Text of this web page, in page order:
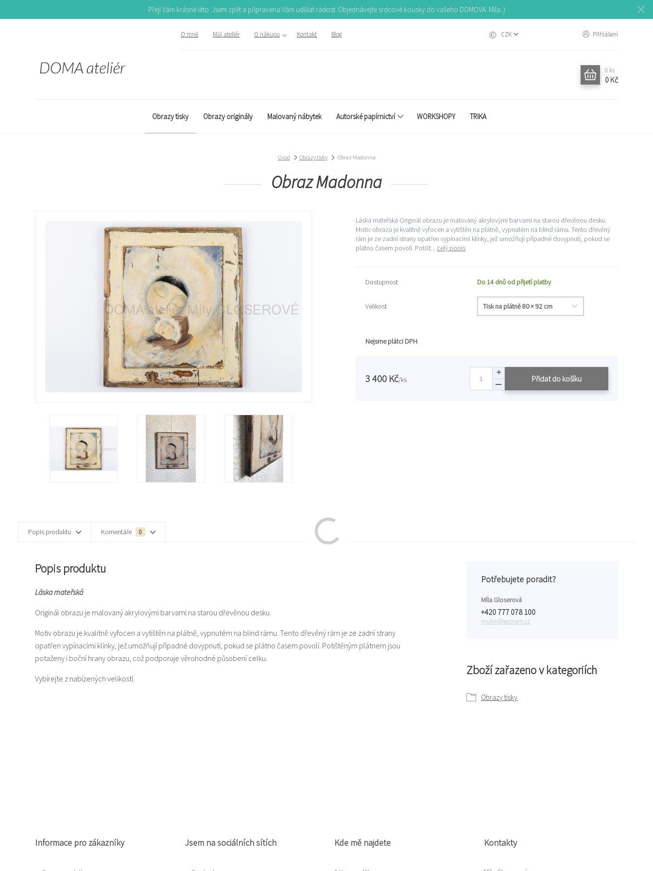
Přeji Vám krásné léto. Jsem zpět a připravena Vám udělat radost. Objednávejte srdcové kousky do vašeho DOMOVA. Míla :)
O mně Můj ateliér O nákupu Kontakt Blog CZK Přihlášení
0 ks
0 Kč
Obrazy tisky Obrazy originály Malovaný nábytek Autorské papírnictví WORKSHOPY TRIKA
Úvod Obrazy tisky Obraz Madonna
Obraz Madonna
Láska mateřská Originál obrazu je malovaný akrylovými barvami na starou dřevěnou desku.
Motiv obrazu je kvalitně vyfocen a vytištěn na plátně, vypnutém na blind rámu. Tento dřevěný
rám je ze zadní strany opatřen vypínacími klínky, jež umožňují případné dovypnutí, pokud se
plátno časem povolí. Potišt... celý popis
Dostupnost Do 14 dnů od přijetí platby
Velikost
Nejsme plátci DPH
3 400 Kč/ks Přidat do košíku
Popis produktu Komentáře 0
Popis produktu
Láska mateřská
Originál obrazu je malovaný akrylovými barvami na starou dřevěnou desku.
Motiv obrazu je kvalitně vyfocen a vytištěn na plátně, vypnutém na blind rámu. Tento dřevěný rám je ze zadní strany
opatřen vypínacími klínky, jež umožňují případné dovypnutí, pokud se plátno časem povolí. Potištěným plátnem jsou
potaženy i boční hrany obrazu, což podporuje věrohodné působení celku.
Vybírejte z nabízených velikostí.
Zboží zařazeno v kategoriích
Obrazy tisky
Potřebujete poradit?
Míla Gloserová
+420 777 078 100
mulim@seznam.cz
Informace pro zákazníky Jsem na sociálních sítích Kde mě najdete Kontakty